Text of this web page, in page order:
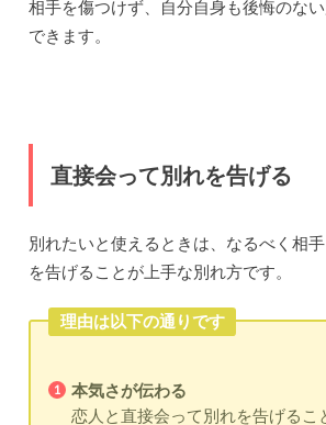
相手を傷つけず、自分自身も後悔のな
できます。
直接会って別れを告げる
別れたいと使えるときは、なるべく相
を告げることが上手な別れ方です。
理由は以下の通りです
本気さが伝わる
恋人と直接会って別れを告げるこ